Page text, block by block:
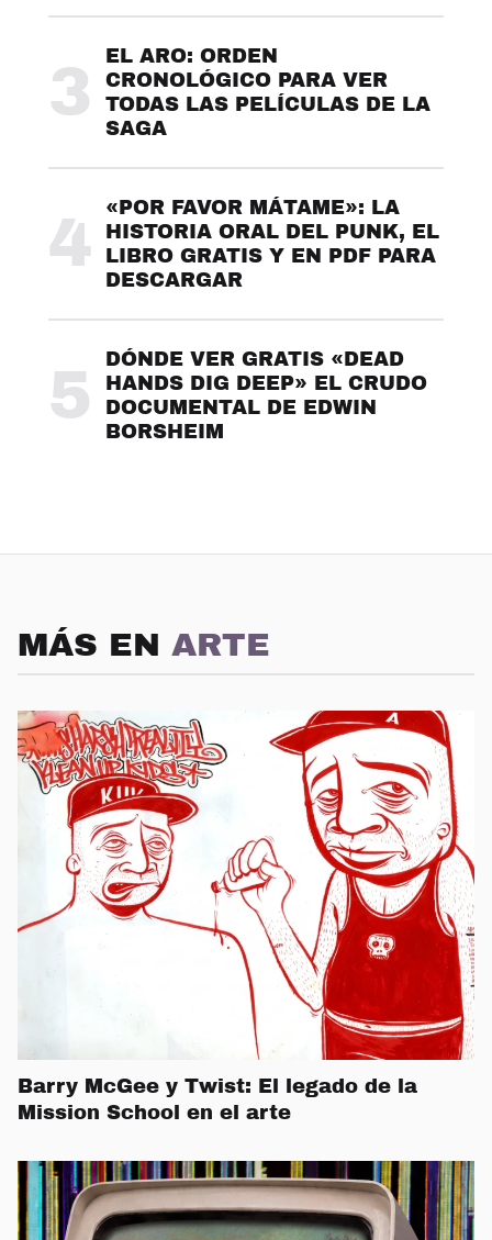
3
EL ARO: ORDEN
CRONOLÓGICO PARA VER
TODAS LAS PELÍCULAS DE LA
SAGA
4
«POR FAVOR MÁTAME»: LA
HISTORIA ORAL DEL PUNK, EL
LIBRO GRATIS Y EN PDF PARA
DESCARGAR
5
DÓNDE VER GRATIS «DEAD
HANDS DIG DEEP» EL CRUDO
DOCUMENTAL DE EDWIN
BORSHEIM
MÁS EN ARTE
Barry McGee y Twist: El legado de la
Mission School en el arte